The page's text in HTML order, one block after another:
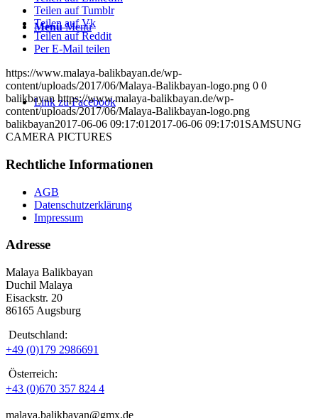
Menü Menü
Link zu Facebook
Teilen auf Tumblr
Teilen auf Vk
Teilen auf Reddit
Per E-Mail teilen
https://www.malaya-balikbayan.de/wp-
content/uploads/2017/06/Malaya-Balikbayan-logo.png 0 0
balikbayan https://www.malaya-balikbayan.de/wp-
content/uploads/2017/06/Malaya-Balikbayan-logo.png
balikbayan2017-06-06 09:17:01 2017-06-06 09:17:01 SAMSUNG
CAMERA PICTURES
Rechtliche Informationen
AGB
Datenschutzerklärung
Impressum
Adresse
Malaya Balikbayan
Duchil Malaya
Eisackstr. 20
86165 Augsburg
Deutschland:
+49 (0)179 2986691
Österreich:
+43 (0)670 357 824 4
malaya.balikbayan@gmx.de